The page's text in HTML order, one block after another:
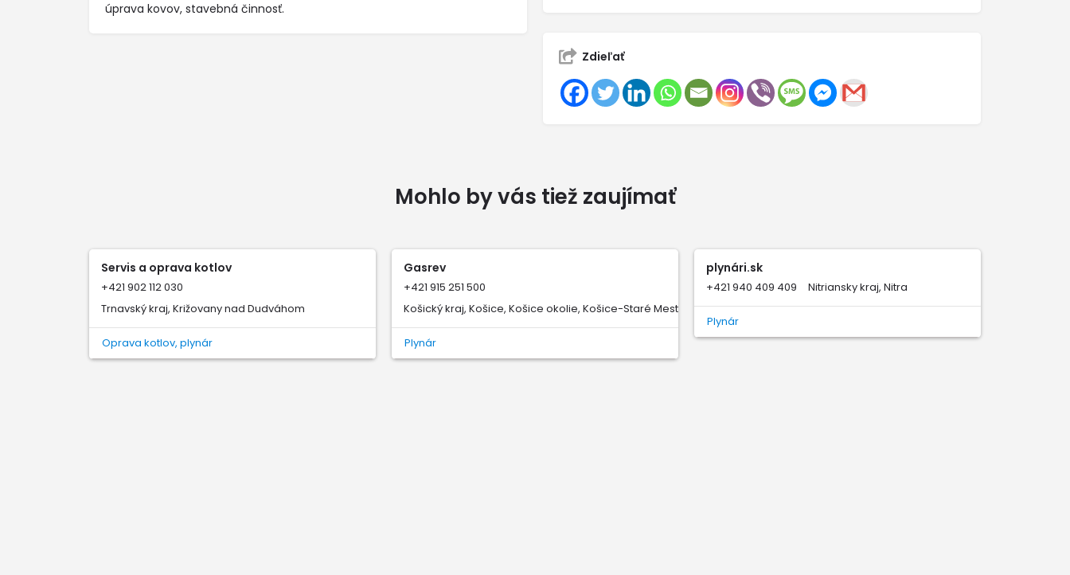
úprava kovov, stavebná činnosť.
Zdieľať
Mohlo by vás tiež zaujímať
Servis a oprava kotlov
+421 902 112 030
Trnavský kraj, Križovany nad Dudváhom
Oprava kotlov, plynár
Gasrev
+421 915 251 500
Košický kraj, Košice, Košice okolie, Košice-Staré Mesto
Plynár
plynári.sk
+421 940 409 409 Nitriansky kraj, Nitra
Plynár